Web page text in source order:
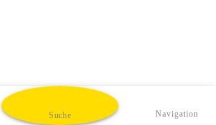
Suche Navigation